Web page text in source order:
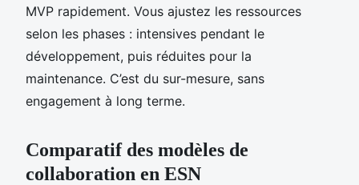
MVP rapidement. Vous ajustez les ressources
selon les phases : intensives pendant le
développement, puis réduites pour la
maintenance. C’est du sur-mesure, sans
engagement à long terme.
Comparatif des modèles de
collaboration en ESN